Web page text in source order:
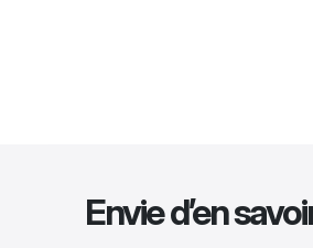
Envie d’en